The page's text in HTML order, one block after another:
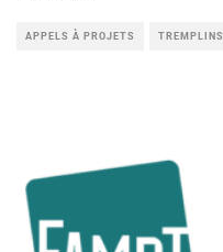
APPELS À PROJETS TREMPLINS